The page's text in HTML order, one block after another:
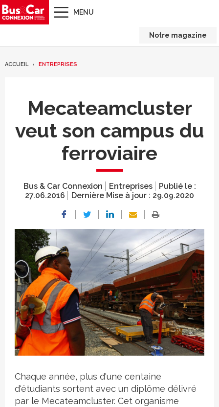
MENU
Notre magazine
ACCUEIL ENTREPRISES
Mecateamcluster
veut son campus du
ferroviaire
Bus & Car Connexion Entreprises
Publié le :
27.06.2016
Dernière Mise à jour : 29.09.2020
Crédit photo
Chaque année, plus d'une centaine
d'étudiants sortent avec un diplôme délivré
par le Mecateamcluster. Cet organisme